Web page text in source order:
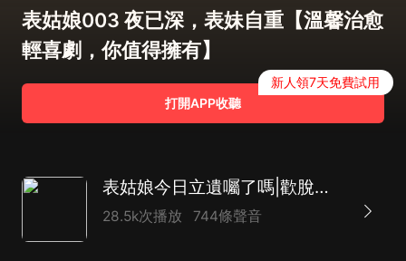
表姑娘003 夜已深，表妹自重【溫馨治愈
輕喜劇，你值得擁有】
打開APP收聽
新人領7天免費試用
表姑娘今日立遺囑了嗎|歡脫治愈重生甜寵|奧利奧x二浮|溫輕|多人有聲劇
28.5k次播放 744條聲音